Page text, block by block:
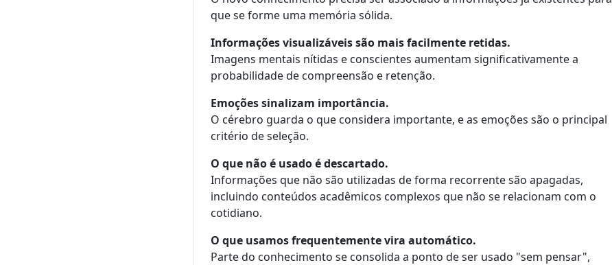
que se forme uma memória sólida.
Informações visualizáveis são mais facilmente retidas.
Imagens mentais nítidas e conscientes aumentam significativamente a
probabilidade de compreensão e retenção.
Emoções sinalizam importância.
O cérebro guarda o que considera importante, e as emoções são o principal
critério de seleção.
O que não é usado é descartado.
Informações que não são utilizadas de forma recorrente são apagadas,
incluindo conteúdos acadêmicos complexos que não se relacionam com o
cotidiano.
O que usamos frequentemente vira automático.
Parte do conhecimento se consolida a ponto de ser usado "sem pensar",